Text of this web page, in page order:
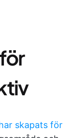
skapats för